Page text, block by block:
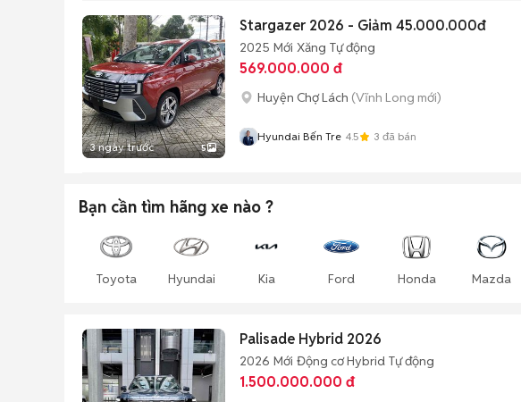
3 ngày trước 5
Stargazer 2026 - Giảm 45.000.000đ
2025 Mới Xăng Tự động
569.000.000 đ
Huyện Chợ Lách (Vĩnh Long mới)
Hyundai Bến Tre 4.5 3 đã bán
Bạn cần tìm hãng xe nào ?
Toyota Hyundai Kia Ford Honda Mazda
Palisade Hybrid 2026
2026 Mới Động cơ Hybrid Tự động
1.500.000.000 đ